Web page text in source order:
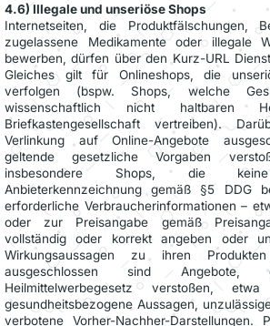
4.6) Illegale und unseriöse Shops
Internetseiten, die Produktfälschungen,
zugelassene Medikamente oder illegale
bewerben, dürfen über den Kurz-URL
Gleiches gilt für Onlineshops, die
verfolgen (bspw. Shops, welche
wissenschaftlich nicht haltbaren
Briefkastengesellschaft vertreiben).
Verlinkung auf Online-Angebote
geltende gesetzliche Vorgaben
insbesondere Shops, die keine
Anbieterkennzeichnung gemäß §5 DDG
erforderliche Verbraucherinformationen –
oder zur Preisangabe gemäß
vollständig oder korrekt angeben oder
Wirkungsaussagen zu ihren
ausgeschlossen sind
Heilmittelwerbegesetz verstoßen,
gesundheitsbezogene Aussagen,
verbotene Vorher-Nachher-Darstellungen.